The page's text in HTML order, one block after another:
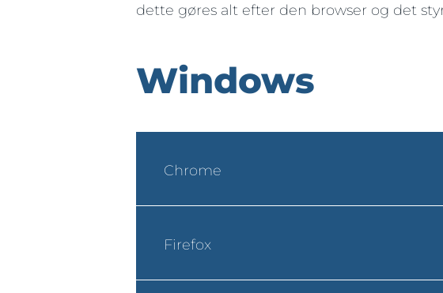
dette gøres alt efter den browser og det
Windows
Chrome
Firefox